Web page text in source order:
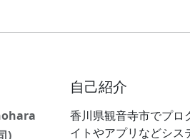
)
自己紹介
香川県観音寺市でプ
イトやアプリなどシス